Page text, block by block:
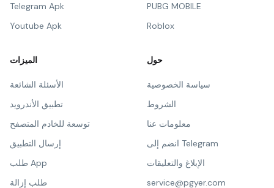
Telegram Apk
Youtube Apk
PUBG MOBILE
Roblox
الميزات
الأسئلة الشائعة
تطبيق الأندرويد
توسعة للخادم المتصفح
إرسال التطبيق
طلب App
طلب إزالة
حول
سياسة الخصوصية
الشروط
معلومات عنا
انضم إلى Telegram
الإبلاغ والتعليقات
service@pgyer.com